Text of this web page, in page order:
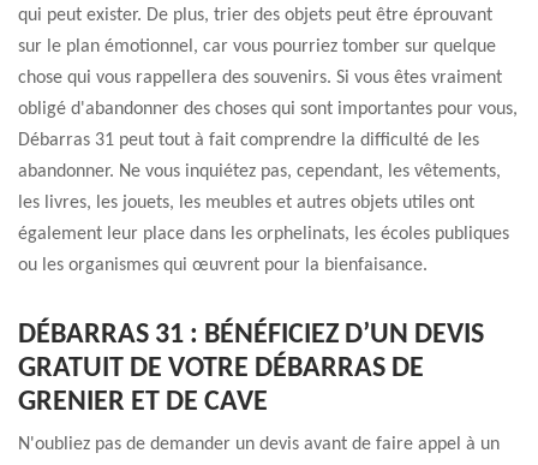
qui peut exister. De plus, trier des objets peut être éprouvant
sur le plan émotionnel, car vous pourriez tomber sur quelque
chose qui vous rappellera des souvenirs. Si vous êtes vraiment
obligé d'abandonner des choses qui sont importantes pour vous,
Débarras 31 peut tout à fait comprendre la difficulté de les
abandonner. Ne vous inquiétez pas, cependant, les vêtements,
les livres, les jouets, les meubles et autres objets utiles ont
également leur place dans les orphelinats, les écoles publiques
ou les organismes qui œuvrent pour la bienfaisance.
DÉBARRAS 31 : BÉNÉFICIEZ D’UN DEVIS
GRATUIT DE VOTRE DÉBARRAS DE
GRENIER ET DE CAVE
N'oubliez pas de demander un devis avant de faire appel à un